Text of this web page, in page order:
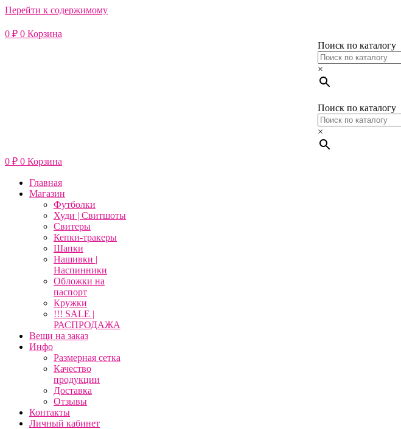
Перейти к содержимому
0 ₽ 0 Корзина
Поиск по каталогу
×
Поиск по каталогу
×
0 ₽ 0 Корзина
Главная
Магазин
Футболки
Худи | Свитшоты
Свитеры
Кепки-тракеры
Шапки
Нашивки |
Наспинники
Обложки на
паспорт
Кружки
!!! SALE |
РАСПРОДАЖА
Вещи на заказ
Инфо
Размерная сетка
Качество
продукции
Доставка
Отзывы
Контакты
Личный кабинет